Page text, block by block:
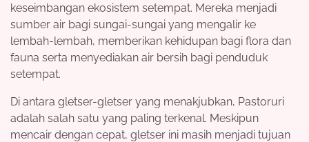
keseimbangan ekosistem setempat. Mereka menjadi
sumber air bagi sungai-sungai yang mengalir ke
lembah-lembah, memberikan kehidupan bagi flora dan
fauna serta menyediakan air bersih bagi penduduk
setempat.
Di antara gletser-gletser yang menakjubkan, Pastoruri
adalah salah satu yang paling terkenal. Meskipun
mencair dengan cepat, gletser ini masih menjadi tujuan